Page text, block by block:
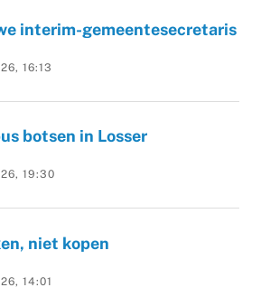
interim-gemeentesecretaris
16:13
botsen in Losser
19:30
niet kopen
14:01